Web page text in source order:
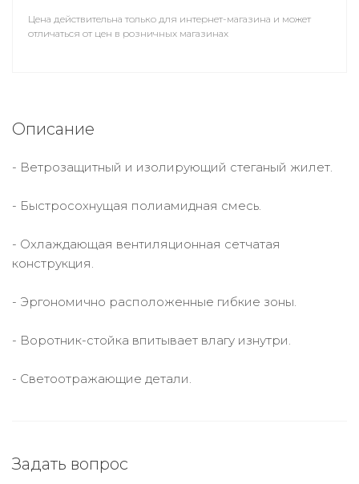
Цена действительна только для интернет-магазина и может
отличаться от цен в розничных магазинах
Описание
- Ветрозащитный и изолирующий стеганый жилет.
- Быстросохнущая полиамидная смесь.
- Охлаждающая вентиляционная сетчатая
конструкция.
- Эргономично расположенные гибкие зоны.
- Воротник-стойка впитывает влагу изнутри.
- Светоотражающие детали.
Задать вопрос